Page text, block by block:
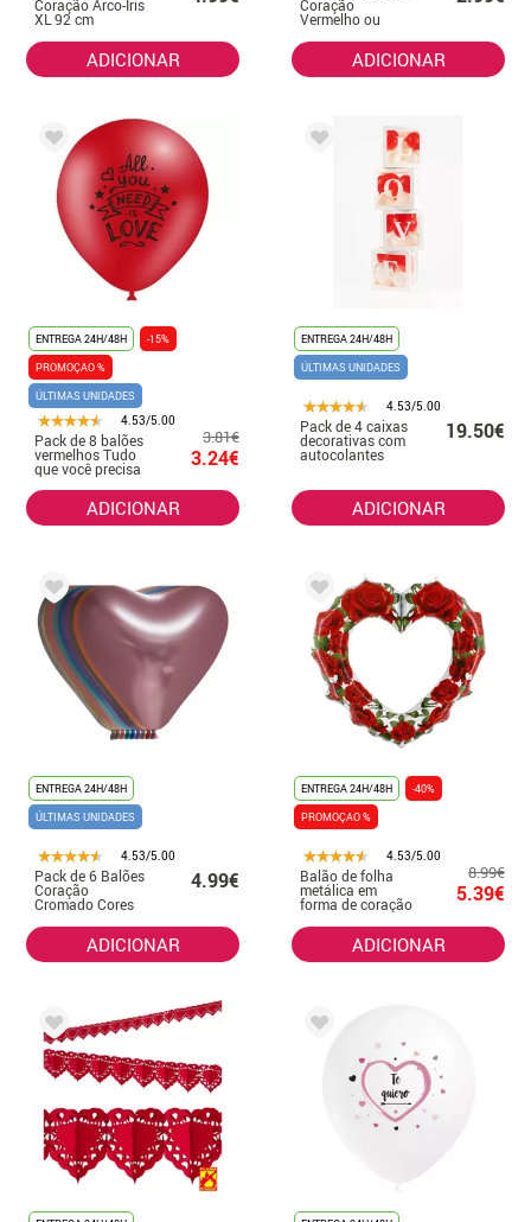
Coração Arco-Íris
XL 92 cm
ADICIONAR
Coração
Vermelho ou
ADICIONAR
ENTREGA 24H/48H
-15%
PROMOÇAO %
ÚLTIMAS UNIDADES
4.53/5.00
Pack de 8 balões
vermelhos Tudo
que você precisa
é amor de 95 cm
de perímetro
3.81€
3.24€
ADICIONAR
ENTREGA 24H/48H
ÚLTIMAS UNIDADES
4.53/5.00
Pack de 4 caixas
decorativas com
autocolantes
balões
19.50€
ADICIONAR
ENTREGA 24H/48H
ÚLTIMAS UNIDADES
4.53/5.00
Pack de 6 Balões
Coração
Cromado Cores
4.99€
ADICIONAR
ENTREGA 24H/48H
-40%
PROMOÇAO %
4.53/5.00
Balão de folha
metálica em
forma de coração
vermelhas 106
8.99€
5.39€
ADICIONAR